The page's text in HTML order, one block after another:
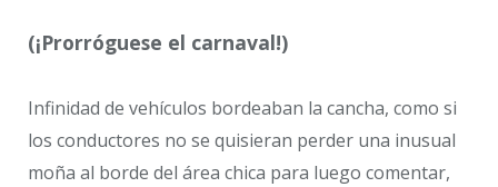
(¡Prorróguese el carnaval!)
Infinidad de vehículos bordeaban la cancha, como si
los conductores no se quisieran perder una inusual
moña al borde del área chica para luego comentar,